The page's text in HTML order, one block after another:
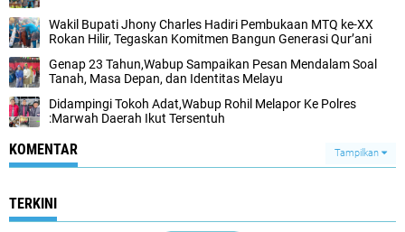
Wakil Bupati Jhony Charles Hadiri Pembukaan MTQ ke-XX
Rokan Hilir, Tegaskan Komitmen Bangun Generasi Qur’ani
Genap 23 Tahun,Wabup Sampaikan Pesan Mendalam Soal
Tanah, Masa Depan, dan Identitas Melayu
Didampingi Tokoh Adat,Wabup Rohil Melapor Ke Polres
:Marwah Daerah Ikut Tersentuh
KOMENTAR Tampilkan
TERKINI